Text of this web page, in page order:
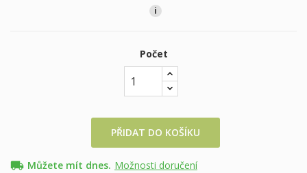
i
Počet
PŘIDAT DO KOŠÍKU
local_shipping Můžete mít dnes. Možnosti doručení